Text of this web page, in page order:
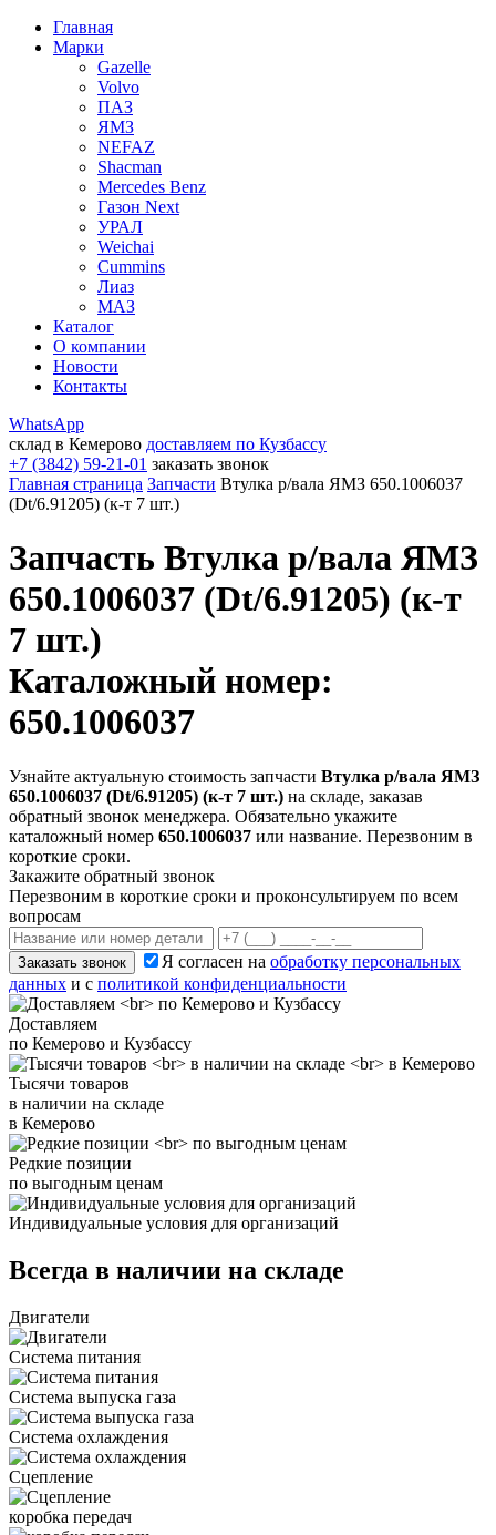
Главная
Марки
Gazelle
Volvo
ПАЗ
ЯМЗ
NEFAZ
Shacman
Mercedes Benz
Газон Next
УРАЛ
Weichai
Cummins
Лиаз
МАЗ
Каталог
О компании
Новости
Контакты
WhatsApp
склад в Кемерово доставляем по Кузбассу
+7 (3842) 59-21-01 заказать звонок
Главная страница Запчасти Втулка р/вала ЯМЗ 650.1006037
(Dt/6.91205) (к-т 7 шт.)
Запчасть Втулка р/вала ЯМЗ
650.1006037 (Dt/6.91205) (к-т
7 шт.)
Каталожный номер:
650.1006037
Узнайте актуальную стоимость запчасти Втулка р/вала ЯМЗ
650.1006037 (Dt/6.91205) (к-т 7 шт.) на складе, заказав
обратный звонок менеджера. Обязательно укажите
каталожный номер 650.1006037 или название. Перезвоним в
короткие сроки.
Закажите обратный звонок
Перезвоним в короткие сроки и проконсультируем по всем
вопросам
Заказать звонок Я согласен на обработку персональных
данных и с политикой конфиденциальности
Доставляем
по Кемерово и Кузбассу
Тысячи товаров
в наличии на складе
в Кемерово
Редкие позиции
по выгодным ценам
Индивидуальные условия для организаций
Всегда в наличии на складе
Двигатели
Система питания
Система выпуска газа
Система охлаждения
Сцепление
коробка передач